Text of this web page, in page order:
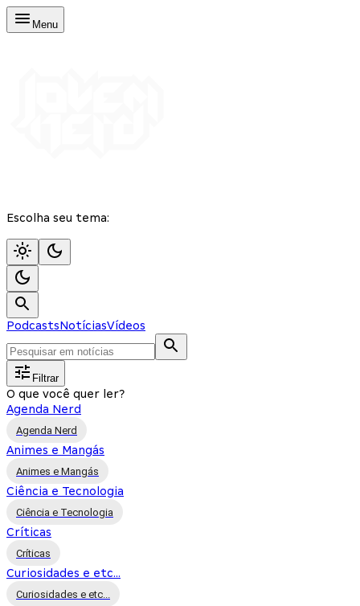
Menu
Escolha seu tema:
PodcastsNotíciasVídeos
Filtrar
O que você quer ler?
Agenda Nerd
Agenda Nerd
Animes e Mangás
Animes e Mangás
Ciência e Tecnologia
Ciência e Tecnologia
Críticas
Críticas
Curiosidades e etc...
Curiosidades e etc...